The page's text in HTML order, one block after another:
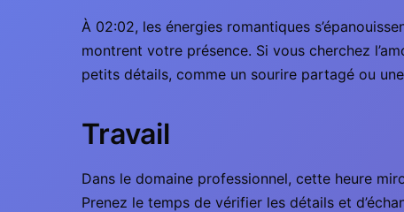
À 02:02, les énergies romantiques
montrent votre présence. Si vous cherchez
petits détails, comme un sourire partagé ou
Travail
Dans le domaine professionnel, cette heure
Prenez le temps de vérifier les détails et